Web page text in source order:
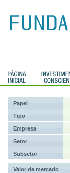
Papel
Tipo
Empresa
Setor
Subsetor
Valor de mercado